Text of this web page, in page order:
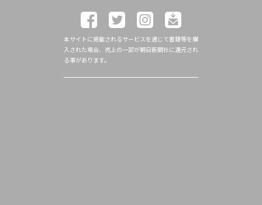
本サイトに掲載されるサービスを通じて書籍等を購
入された場合、売上の一部が朝日新聞社に還元され
る事があります。